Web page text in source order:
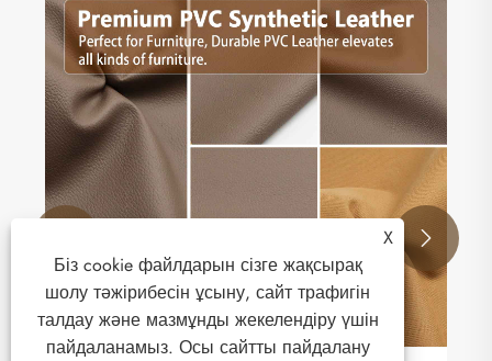
Неліктен ZHIGAO автомобиль қаптамасы
былғары автомобиль интерьеріне
арналған ең жақсы таңдау болып
саналады?
Қосымша көру >>

X
Біз cookie файлдарын сізге жақсырақ
шолу тәжірибесін ұсыну, сайт трафигін
талдау және мазмұнды жекелендіру үшін
пайдаланамыз. Осы сайтты пайдалану